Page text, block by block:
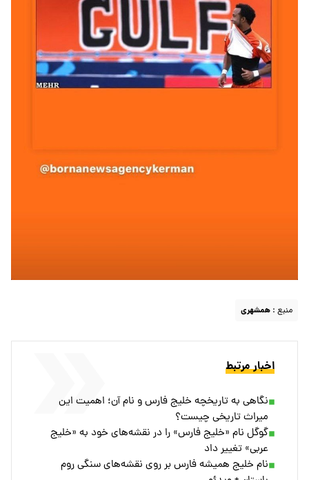
منبع : همشهری
اخبار مرتبط
نگاهی به تاریخچه خلیج فارس و نام آن؛ اهمیت این
میراث تاریخی چیست؟
گوگل نام «خلیج فارس» را در نقشه‌های خود به «خلیج
عربی» تغییر داد
نام خلیج همیشه فارس بر روی نقشه‌های سنگی روم